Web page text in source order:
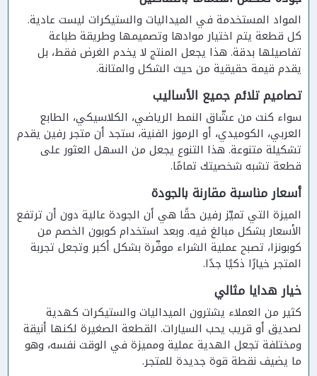
المواد المستخدمة في الميداليات والستيكرات ليست عادية.
كل قطعة يتم اختيار موادها وتصميمها وطريقة طباعة
تفاصيلها بدقة. هذا يجعل المنتج لا يخدم الغرض فقط، بل
يقدم قيمة حقيقية من حيث الشكل والمتانة.
تصاميم تلائم جميع الأساليب
سواء كنت من عشّاق النمط الرياضي، الكلاسيكي، الطابع
العربي، الكوميدي، أو الرموز الفنية، ستجد أن متجر رفين يقدم
تشكيلة متنوعة. هذا التنوع يجعل من السهل العثور على
قطعة تشبه شخصيتك تمامًا.
أسعار مناسبة مقارنة بالجودة
الميزة التي تميّز رفين حقًا هي أن الجودة عالية دون أن ترتفع
الأسعار بشكل مبالغ فيه. وبعد استخدام كوبون الخصم من
كوبونزا، تصبح عملية الشراء موفّرة بشكل أكبر وتجعل تجربة
المتجر خيارًا ذكيًا جدًا.
خيار هدايا مثالي
كثير من العملاء يشترون الميداليات والستيكرات كهدية
لصديق أو قريب يحب السيارات. القطعة الصغيرة لكنها أنيقة
ومختلفة تجعل الهدية عملية ومميزة في الوقت نفسه، وهو
ما يضيف نقطة قوة جديدة للمتجر.